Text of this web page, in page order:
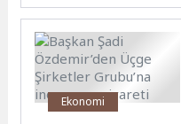
düzenlenen ilk etkinlikte
Şadırvanlı Han Eğitim
Akademisi’nde...
Ekonomi